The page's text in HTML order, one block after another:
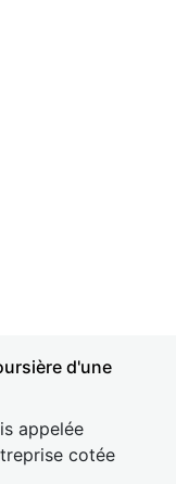
d'une
appelée
cotée